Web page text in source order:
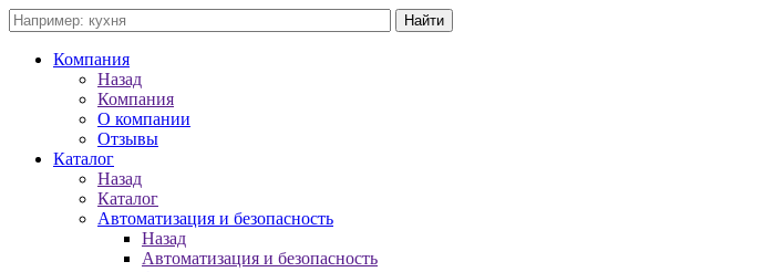
Компания
Назад
Компания
О компании
Отзывы
Каталог
Назад
Каталог
Автоматизация и безопасность
Назад
Автоматизация и безопасность